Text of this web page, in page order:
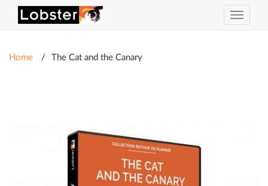
Toggle
Home The Cat and the Canary